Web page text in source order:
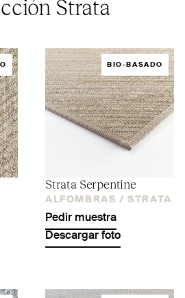
Strata
BIO-BASADO
Strata Serpentine
ALFOMBRAS / STRATA
Pedir muestra
Descargar foto